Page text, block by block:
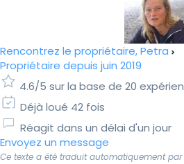
Rencontrez le propriétaire, Petra
Propriétaire depuis juin 2019
4.6/5 sur la base de 20
Déjà loué 42 fois
Réagit dans un délai d'un jour
Envoyez un message
Ce texte a été traduit automatiquement par